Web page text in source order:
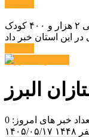
مدیر کل بهزیستی استان البرز از شناسایی ۲ هزار و ۴۰۰ کودک
البرز
خبر های امروز: 0
۱۴۰۵/۰۵/۱۷